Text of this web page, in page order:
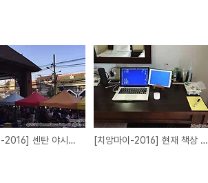
[치앙마이-2016] 센탄 야시장 [Day11](30JAN16) [치앙마이-2016] 현재 책상 상황 [Day09](28JAN16)